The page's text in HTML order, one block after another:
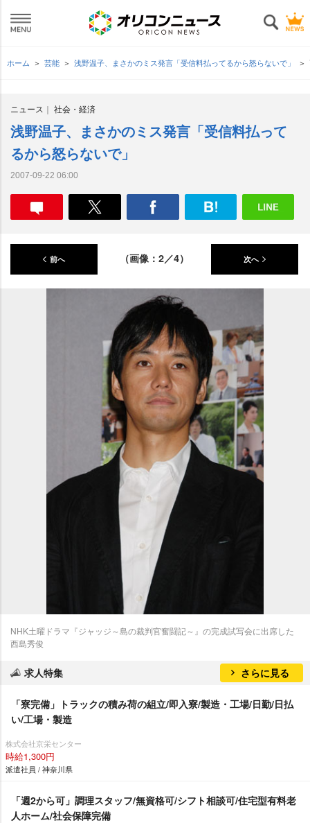
ホーム 芸能 浅野温子、まさかのミス発言「受信料払ってるから怒らないで」
ニュース 社会・経済
浅野温子、まさかのミス発言「受信料払って
るから怒らないで」
2007-09-22 06:00
前へ （画像：2／4） 次へ
NHK土曜ドラマ『ジャッジ～島の裁判官奮闘記～』の完成試写会に出席した
西島秀俊
求人特集 さらに見る
「寮完備」トラックの積み荷の組立/即入寮/製造・工場/日勤/日払
い/工場・製造
株式会社京栄センター
時給1,300円
派遣社員 / 神奈川県
「週2から可」調理スタッフ/無資格可/シフト相談可/住宅型有料老
人ホーム/社会保障完備